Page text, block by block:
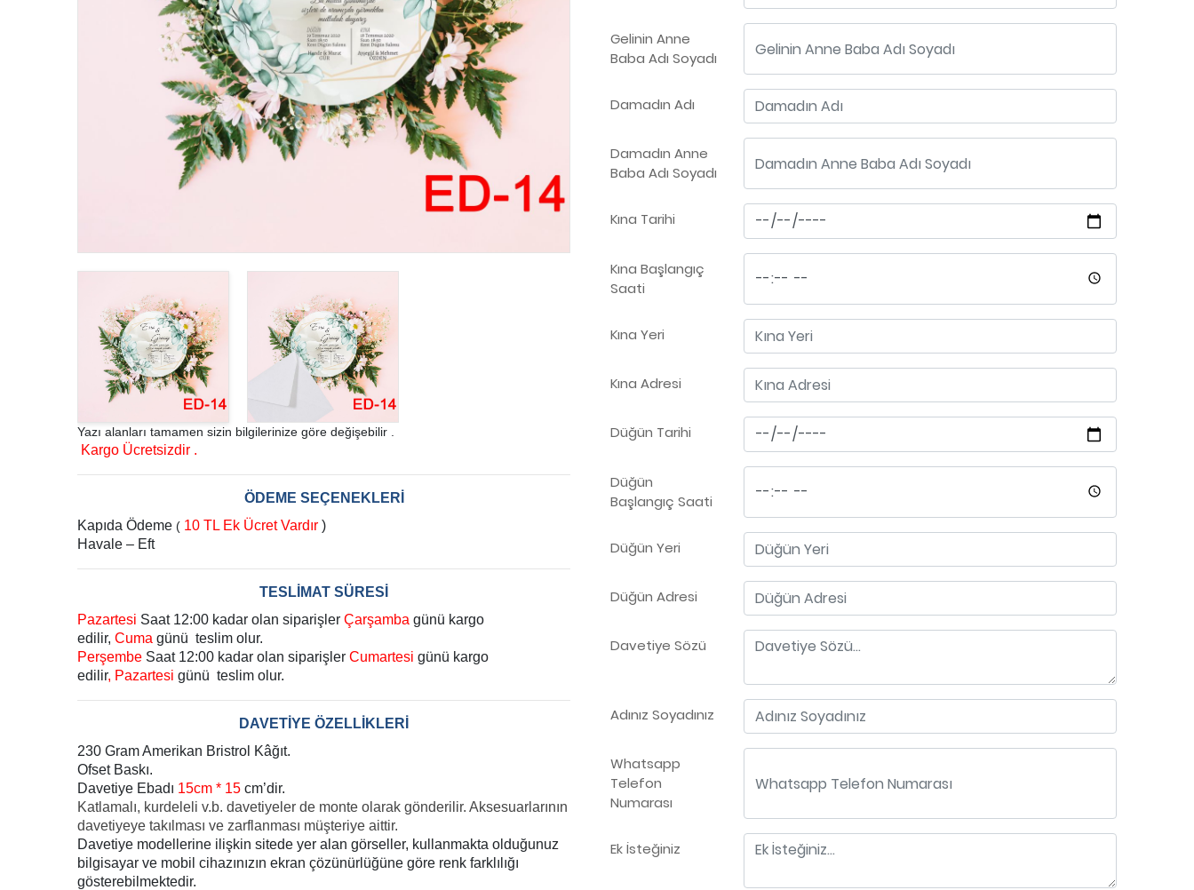
Yazı alanları tamamen sizin bilgilerinize göre değişebilir .
Kargo Ücretsizdir .
ÖDEME SEÇENEKLERİ
Kapıda Ödeme ( 10 TL Ek Ücret Vardır )
Havale – Eft
TESLİMAT SÜRESİ
Pazartesi Saat 12:00 kadar olan siparişler Çarşamba günü kargo
edilir, Cuma günü teslim olur.
Perşembe Saat 12:00 kadar olan siparişler Cumartesi günü kargo
edilir, Pazartesi günü teslim olur.
DAVETİYE ÖZELLİKLERİ
230 Gram Amerikan Bristrol Kâğıt.
Ofset Baskı.
Davetiye Ebadı 15cm * 15 cm’dir.
Katlamalı, kurdeleli v.b. davetiyeler de monte olarak gönderilir. Aksesuarlarının
davetiyeye takılması ve zarflanması müşteriye aittir.
Davetiye modellerine ilişkin sitede yer alan görseller, kullanmakta olduğunuz
bilgisayar ve mobil cihazınızın ekran çözünürlüğüne göre renk farklılığı
gösterebilmektedir.
Gelinin Anne
Baba Adı Soyadı
Damadın Adı
Damadın Anne
Baba Adı Soyadı
Kına Tarihi
Kına Başlangıç
Saati
Kına Yeri
Kına Adresi
Düğün Tarihi
Düğün
Başlangıç Saati
Düğün Yeri
Düğün Adresi
Davetiye Sözü
Adınız Soyadınız
Whatsapp
Telefon
Numarası
Ek İsteğiniz